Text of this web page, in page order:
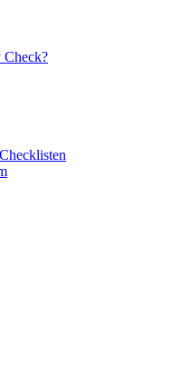
Check?